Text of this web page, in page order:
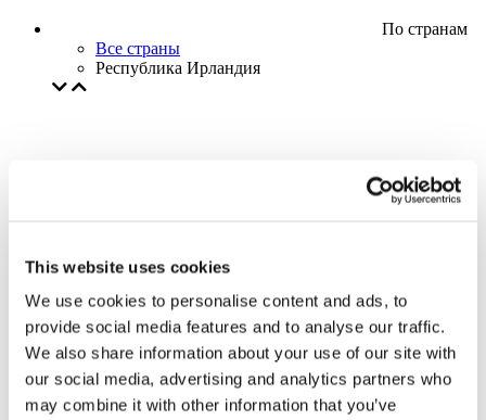
This website uses cookies
We use cookies to personalise content and ads, to
provide social media features and to analyse our traffic.
We also share information about your use of our site with
our social media, advertising and analytics partners who
may combine it with other information that you’ve
По странам
Все страны
Республика Ирландия